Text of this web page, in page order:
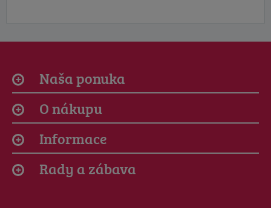
Naša ponuka
O nákupu
Informace
Rady a zábava